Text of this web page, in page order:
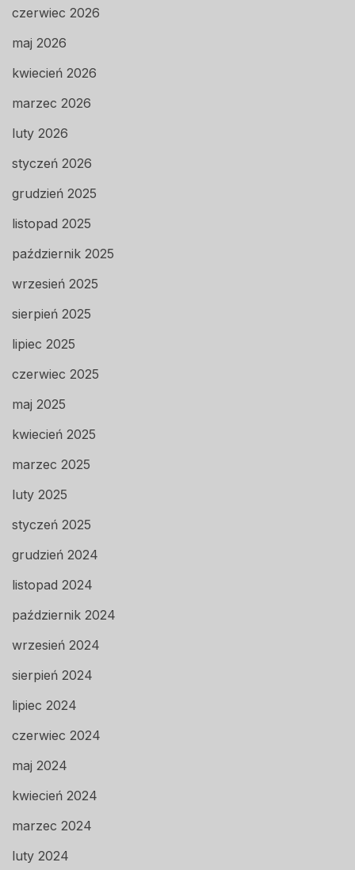
czerwiec 2026
maj 2026
kwiecień 2026
marzec 2026
luty 2026
styczeń 2026
grudzień 2025
listopad 2025
październik 2025
wrzesień 2025
sierpień 2025
lipiec 2025
czerwiec 2025
maj 2025
kwiecień 2025
marzec 2025
luty 2025
styczeń 2025
grudzień 2024
listopad 2024
październik 2024
wrzesień 2024
sierpień 2024
lipiec 2024
czerwiec 2024
maj 2024
kwiecień 2024
marzec 2024
luty 2024